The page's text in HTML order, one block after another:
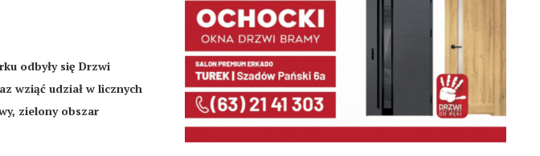
odbyły się Drzwi
wziąć udział w licznych
zielony obszar